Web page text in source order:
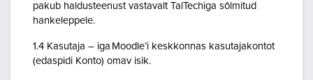
pakub haldusteenust vastavalt TalTechiga sõlmitud
hankeleppele.
1.4 Kasutaja – iga Moodle’i keskkonnas kasutajakontot
(edaspidi Konto) omav isik.